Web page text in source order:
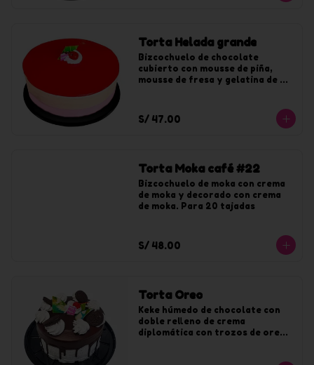
Torta Helada grande
Bizcochuelo de chocolate
cubierto con mousse de piña,
mousse de fresa y gelatina de
S/ 47.00
Torta Moka café #22
Bizcochuelo de moka con crema
de moka y decorado con crema
de moka. Para 20 tajadas
S/ 48.00
Torta Oreo
Keke húmedo de chocolate con
doble relleno de crema
diplomática con trozos de oreo.